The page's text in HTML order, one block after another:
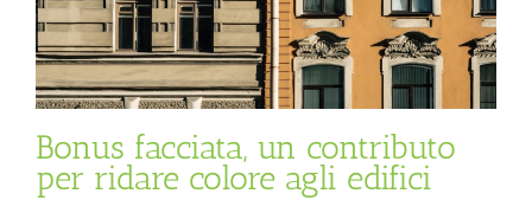
Bonus facciata, un contributo
per ridare colore agli edifici